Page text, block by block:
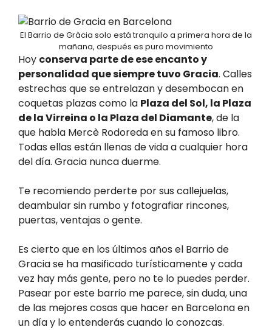
El Barrio de Gràcia solo está tranquilo a primera hora de la
mañana, después es puro movimiento
Hoy conserva parte de ese encanto y
personalidad que siempre tuvo Gracia. Calles
estrechas que se entrelazan y desembocan en
coquetas plazas como la Plaza del Sol, la Plaza
de la Virreina o la Plaza del Diamante, de la
que habla Mercè Rodoreda en su famoso libro.
Todas ellas están llenas de vida a cualquier hora
del día. Gracia nunca duerme.
Te recomiendo perderte por sus callejuelas,
deambular sin rumbo y fotografiar rincones,
puertas, ventajas o gente.
Es cierto que en los últimos años el Barrio de
Gracia se ha masificado turísticamente y cada
vez hay más gente, pero no te lo puedes perder.
Pasear por este barrio me parece, sin duda, una
de las mejores cosas que hacer en Barcelona en
un día y lo entenderás cuando lo conozcas.